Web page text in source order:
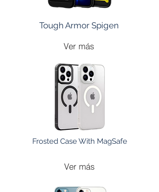
Tough Armor Spigen
Ver más
Frosted Case With MagSafe
Ver más